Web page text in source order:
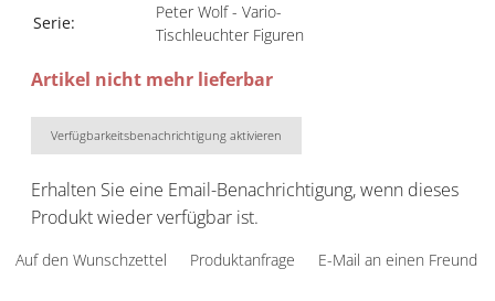
Serie:
Peter Wolf - Vario-
Tischleuchter Figuren
Artikel nicht mehr lieferbar
Verfügbarkeitsbenachrichtigung aktivieren
Erhalten Sie eine Email-Benachrichtigung, wenn dieses
Produkt wieder verfügbar ist.
Auf den Wunschzettel Produktanfrage E-Mail an einen Freund